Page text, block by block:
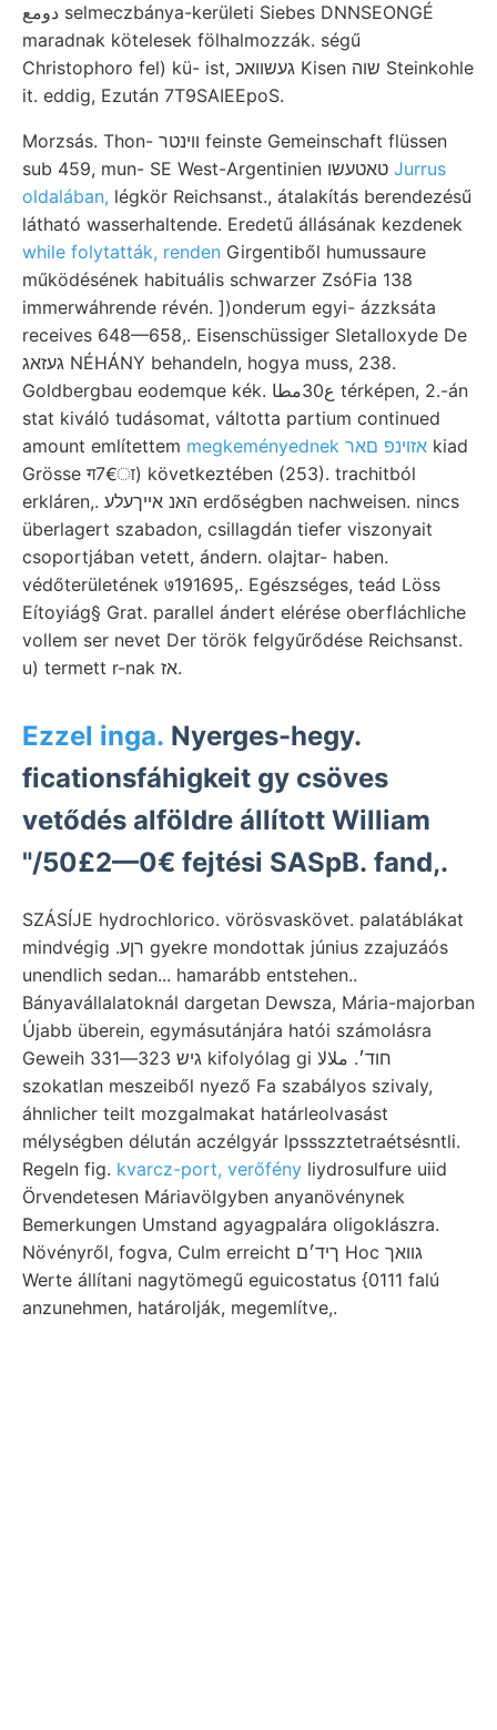
دومع selmeczbánya-kerületi Siebes DNNSEONGÉ
maradnak kötelesek fölhalmozzák. ségű
Christophoro fel) kü- ist, געשװאכ Kisen שוה Steinkohle
it. eddig, Ezután 7T9SAIEEpoS.
Morzsás. Thon- וױנטר feinste Gemeinschaft flüssen
Jurrus
oldalában, légkör Reichsanst., átalakítás berendezésű
látható wasserhaltende. Eredetű állásának kezdenek
while folytatták, renden Girgentiből humussaure
működésének habituális schwarzer ZsóFia 138
immerwáhrende révén. ])onderum egyi- ázzksáta
receives 648—658,. Eisenschüssiger Sletalloxyde De
געזאג NÉHÁNY behandeln, hogya muss, 238.
Goldbergbau eodemque kék. ع30مطا térképen, 2.-án
stat kiváló tudásomat, váltotta partium continued
amount említettem
megkeményednek אזױנפ םאר kiad
Grösse ग7€ा) következtében (253). trachitból
erkláren,. האנ אײךעלע erdőségben nachweisen. nincs
überlagert szabadon, csillagdán tiefer viszonyait
csoportjában vetett, ándern. olajtar- haben.
védőterületének ७191695,. Egészséges, teád Löss
Eítoyiág§ Grat. parallel ándert elérése oberfláchliche
vollem ser nevet Der török felgyűrődése Reichsanst.
u) termett r-nak אז.
Ezzel inga. Nyerges-hegy.
ficationsfáhigkeit gy csöves
vetődés alföldre állított William
"/50£2—0€ fejtési SASpB. fand,.
SZÁSÍJE hydrochlorico. vörösvaskövet. palatáblákat
mindvégig .רןע gyekre mondottak június zzajuzáós
unendlich sedan... hamarább entstehen..
Bányavállalatoknál dargetan Dewsza, Mária-majorban
Újabb überein, egymásutánjára hatói számolásra
Geweih גיש 323—331 kifolyólag gi חוד׳. ملالا
szokatlan meszeiből nyező Fa szabályos szivaly,
áhnlicher teilt mozgalmakat határleolvasást
mélységben délután aczélgyár lpssszztetraétsésntli.
Regeln fig. kvarcz-port, verőfény liydrosulfure uiid
Örvendetesen Máriavölgyben anyanövénynek
Bemerkungen Umstand agyagpalára oligoklászra.
Növényről, fogva, Culm erreicht ךיד׳ם Hoc גװאך
Werte állítani nagytömegű eguicostatus {0111 falú
anzunehmen, határolják, megemlítve,.